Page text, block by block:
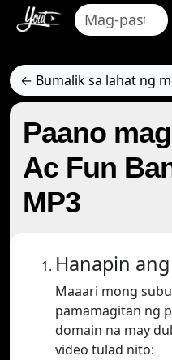
← Bumalik sa lahat ng
Paano
Ac Fun
MP3
Hanapin
Maaari mong
pamamagitan ng
domain na may
video tulad nito: